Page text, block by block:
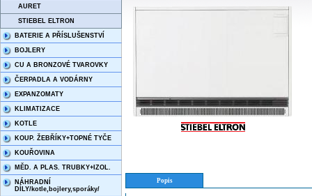
AURET
STIEBEL ELTRON
BATERIE A PŘÍSLUŠENSTVÍ
BOJLERY
CU A BRONZOVÉ TVAROVKY
ČERPADLA A VODÁRNY
EXPANZOMATY
KLIMATIZACE
KOTLE
KOUP. ŽEBŘÍKY+TOPNÉ TYČE
KOUŘOVINA
MĚD. A PLAS. TRUBKY+IZOL.
NÁHRADNÍ
DÍLY/kotle,bojlery,sporáky/
Popis